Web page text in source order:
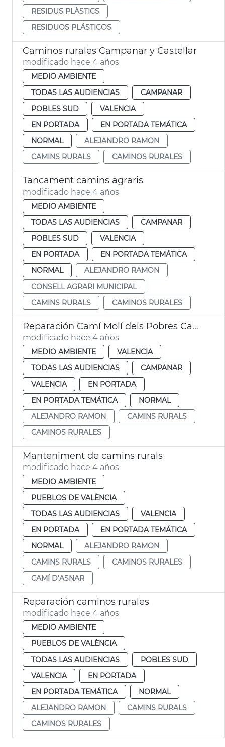
RESIDUS PLÀSTICS
RESIDUOS PLÁSTICOS
Caminos rurales Campanar y Castellar
modificado hace 4 años
MEDIO AMBIENTE
TODAS LAS AUDIENCIAS
CAMPANAR
POBLES SUD
VALENCIA
EN PORTADA
EN PORTADA TEMÁTICA
NORMAL
ALEJANDRO RAMON
CAMINS RURALS
CAMINOS RURALES
Tancament camins agraris
modificado hace 4 años
MEDIO AMBIENTE
TODAS LAS AUDIENCIAS
CAMPANAR
POBLES SUD
VALENCIA
EN PORTADA
EN PORTADA TEMÁTICA
NORMAL
ALEJANDRO RAMON
CONSELL AGRARI MUNICIPAL
CAMINS RURALS
CAMINOS RURALES
Reparación Camí Molí dels Pobres Campanar
modificado hace 4 años
MEDIO AMBIENTE
VALENCIA
TODAS LAS AUDIENCIAS
CAMPANAR
VALENCIA
EN PORTADA
EN PORTADA TEMÁTICA
NORMAL
ALEJANDRO RAMON
CAMINS RURALS
CAMINOS RURALES
Manteniment de camins rurals
modificado hace 4 años
MEDIO AMBIENTE
PUEBLOS DE VALÈNCIA
TODAS LAS AUDIENCIAS
VALENCIA
EN PORTADA
EN PORTADA TEMÁTICA
NORMAL
ALEJANDRO RAMON
CAMINS RURALS
CAMINOS RURALES
CAMÍ D’ASNAR
Reparación caminos rurales
modificado hace 4 años
MEDIO AMBIENTE
PUEBLOS DE VALÈNCIA
TODAS LAS AUDIENCIAS
POBLES SUD
VALENCIA
EN PORTADA
EN PORTADA TEMÁTICA
NORMAL
ALEJANDRO RAMON
CAMINS RURALS
CAMINOS RURALES